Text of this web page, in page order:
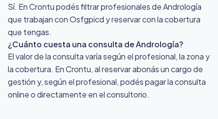
Sí. En Crontu podés filtrar profesionales de Andrología
que trabajan con Osfgpicd y reservar con la cobertura
que tengas.
¿Cuánto cuesta una consulta de Andrología?
El valor de la consulta varía según el profesional, la zona y
la cobertura. En Crontu, al reservar abonás un cargo de
gestión y, según el profesional, podés pagar la consulta
online o directamente en el consultorio.